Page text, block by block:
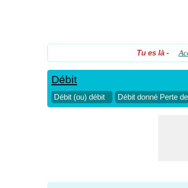
Tu es là-
Débit
Débit (ou) débit Débit donné Perte